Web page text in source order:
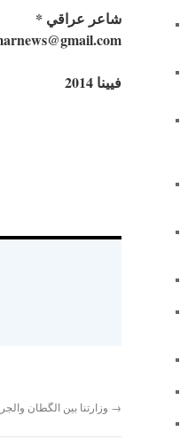
* شاعر عراقي
فيينا 2014
→